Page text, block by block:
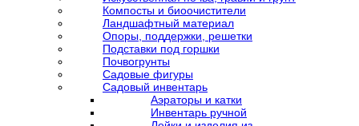
Компосты и биоочистители
Ландшафтный материал
Опоры, поддержки, решетки
Подставки под горшки
Почвогрунты
Садовые фигуры
Садовый инвентарь
Аэраторы и катки
Инвентарь ручной